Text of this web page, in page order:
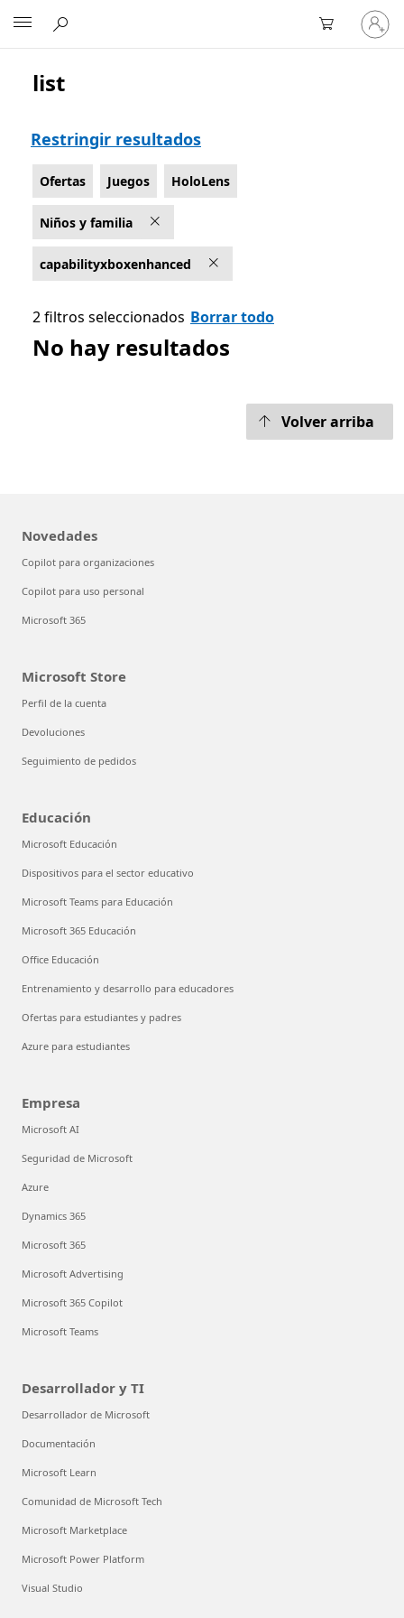
Inicia
sesión
en
Lista Microsoft.com
list
Restringir resultados
Ofertas Juegos HoloLens
Niños y familia
capabilityxboxenhanced
2 filtros seleccionados Borrar todo
No hay resultados
Volver arriba
Novedades
Copilot para organizaciones
Copilot para uso personal
Microsoft 365
Microsoft Store
Perfil de la cuenta
Devoluciones
Seguimiento de pedidos
Educación
Microsoft Educación
Dispositivos para el sector educativo
Microsoft Teams para Educación
Microsoft 365 Educación
Office Educación
Entrenamiento y desarrollo para educadores
Ofertas para estudiantes y padres
Azure para estudiantes
Empresa
Microsoft AI
Seguridad de Microsoft
Azure
Dynamics 365
Microsoft 365
Microsoft Advertising
Microsoft 365 Copilot
Microsoft Teams
Desarrollador y TI
Desarrollador de Microsoft
Documentación
Microsoft Learn
Comunidad de Microsoft Tech
Microsoft Marketplace
Microsoft Power Platform
Visual Studio